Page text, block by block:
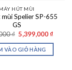
HÚT MÙI
Spelier SP-655
GS
₫ Giá
gốc
là:
7,200,000 ₫.
5,399,000 ₫Giá
VÀO GIỎ HÀNG